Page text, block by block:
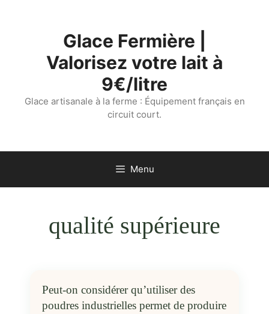
Glace Fermière |
Valorisez votre lait à
9€/litre
Glace artisanale à la ferme : Équipement français en
circuit court.
Menu
qualité supérieure
Peut-on considérer qu’utiliser des
poudres industrielles permet de produire